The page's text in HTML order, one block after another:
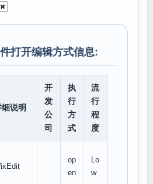
打开编辑方式信息:
说明
开
发
公
司
执
行
方
式
流
行
程
度
op
en
Lo
w